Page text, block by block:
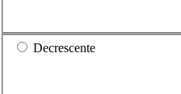
Decrescente